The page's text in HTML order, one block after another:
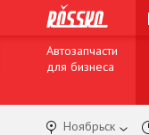
Автозапчасти
для бизнеса
Ноябрьск